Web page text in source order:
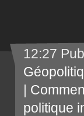
12:27
|
politique